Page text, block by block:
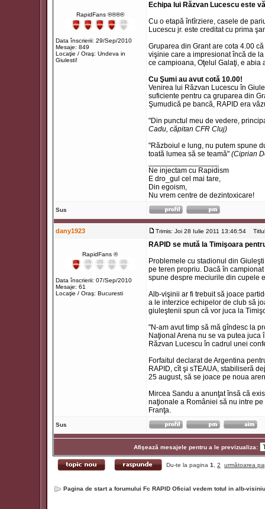
RapidFans ®®®®
Data înscrierii: 29/Sep/2010
Mesaje: 849
Locaţie / Oraş: Undeva in
Giulesti!
Echipa lui Răzvan Lucescu este
Cu o etapă întîrziere, casele de
Lucescu jr. este creditat cu prima
Gruparea din Grant are cota 4.00
vişinie care a impresionat încă de
ce campioana, Oţelul Galaţi, e abia
Cu Şumi au avut cotă 10.00!
Venirea lui Răzvan Lucescu în
suficiente pentru ca gruparea din
Şumudică pe bancă, RAPID era
"Din punctul meu de vedere,
Cadu, căpitan CFR Cluj)
"Războiul e lung, nu putem spune
toată lumea să se teamă" (Ciprian
Ne injectam cu Rapidism
E dro_gul cel mai tare,
Din egoism,
Nu vrem centre de dezintoxicare!
Sus
dany1923 Trimis: Joi 28 Iulie 2011 13:46:54
RapidFans ®
Data înscrierii: 07/Sep/2010
Mesaje: 61
Locaţie / Oraş: Bucuresti
RAPID se mută la Timişoara
Problemele cu stadionul din
pe teren propriu. Dacă în
spune despre meciurile din cupele
Alb-vişinii ar fi trebuit să joace
a le interzice echipelor de club să
giuleştenii spun că vor juca la
"N-am avut timp să mă gîndesc la
Naţional Arena nu se va putea
Răzvan Lucescu în cadrul unei
Forfaitul declarat de Argentina
RAPID, cît şi sTEAUA, stabiliseră
25 august, să se joace pe noua
Mircea Sandu a anunţat însă că
naţionale a României să nu intre
Franţa.
Sus
Afişează mesajele pentru a le previzualiza:
Du-te la pagina 1 2 următoarea
Pagina de start a forumului Fc RAPID Oficial vedem totul in alb-